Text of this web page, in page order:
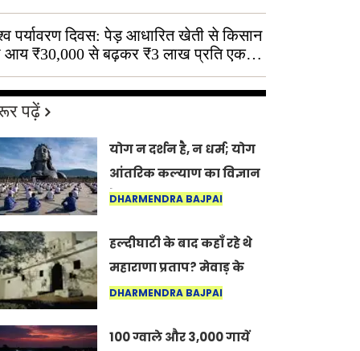
पर्यावरण दिवस: पेड़ आधारित खेती से किसान
आय ₹30,000 से बढ़कर ₹3 लाख प्रति एकड़
पढ़ें
योग न दर्शन है, न धर्म; योग
आंतरिक कल्याण का विज्ञान
है: अंतरराष्ट्रीय योग दिवस
DHARMENDRA BAJPAI
हल्दीघाटी के बाद कहाँ रहे थे
महाराणा प्रताप? मेवाड़ के
इतिहास का वह अनकहा
में जीवित है
DHARMENDRA BAJPAI
100 ग्वाले और 3,000 गायें